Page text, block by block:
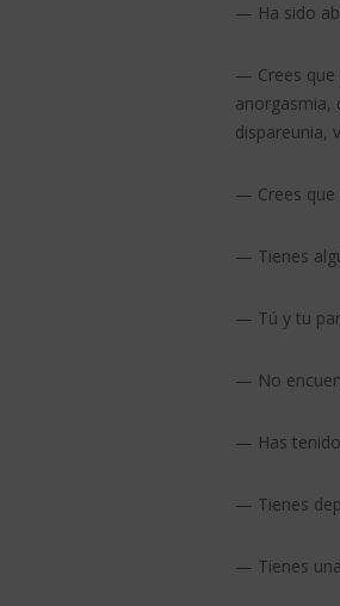
— Ha sido
— Crees que
anorgasmia,
dispareunia,
— Crees que
— Tienes
— Tú y tu
— No
— Has
— Tienes
— Tienes